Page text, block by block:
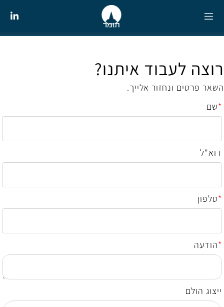
רוצה לעבוד איתנו?
השאר פרטים ונחזור אלייך.
*שם
דוא"ל
*טלפון
*הודעה
ייצוג הולם